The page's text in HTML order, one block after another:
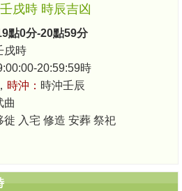
戌時 時辰吉凶
點0分-20點59分
戌時
20:59:59時
時沖： 時沖壬辰
曲
徙 入宅 修造 安葬 祭祀